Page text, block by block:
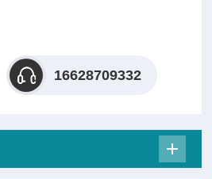
16628709332